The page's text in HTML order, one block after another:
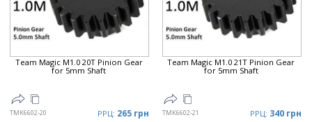
Team Magic M1.0 20T Pinion Gear
for 5mm Shaft
TMK6602-20 РРЦ: 265 грн
Team Magic M1.0 21T Pinion Gear
for 5mm Shaft
TMK6602-21 РРЦ: 340 грн